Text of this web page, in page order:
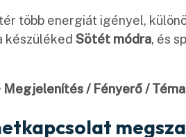
több energiát igényel,
készüléked Sötét módra, és
Megjelenítés / Fényerő /